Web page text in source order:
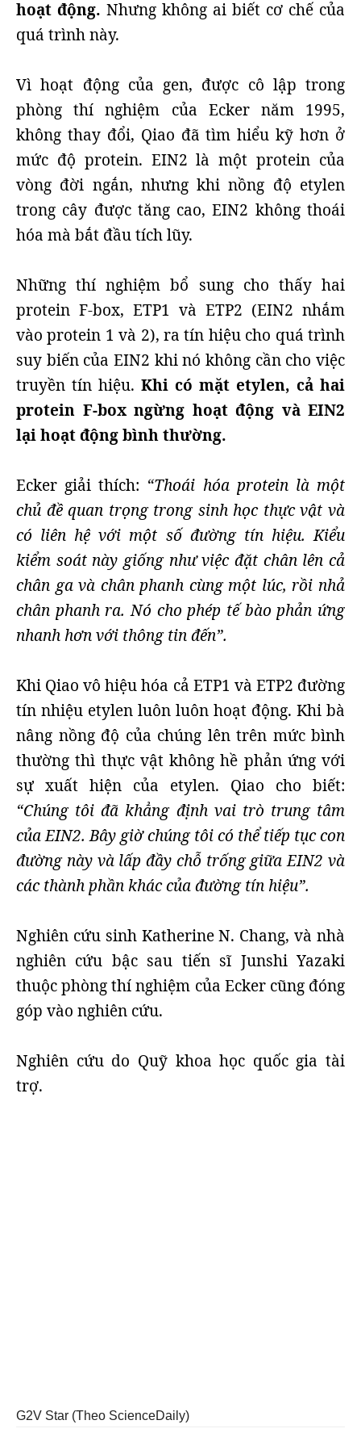
hoạt động. Nhưng không ai biết cơ chế của
quá trình này.
Vì hoạt động của gen, được cô lập trong
phòng thí nghiệm của Ecker năm 1995,
không thay đổi, Qiao đã tìm hiểu kỹ hơn ở
mức độ protein. EIN2 là một protein của
vòng đời ngắn, nhưng khi nồng độ etylen
trong cây được tăng cao, EIN2 không thoái
hóa mà bắt đầu tích lũy.
Những thí nghiệm bổ sung cho thấy hai
protein F-box, ETP1 và ETP2 (EIN2 nhắm
vào protein 1 và 2), ra tín hiệu cho quá trình
suy biến của EIN2 khi nó không cần cho việc
truyền tín hiệu. Khi có mặt etylen, cả hai
protein F-box ngừng hoạt động và EIN2
lại hoạt động bình thường.
Ecker giải thích: “Thoái hóa protein là một
chủ đề quan trọng trong sinh học thực vật và
có liên hệ với một số đường tín hiệu. Kiểu
kiểm soát này giống như việc đặt chân lên cả
chân ga và chân phanh cùng một lúc, rồi nhả
chân phanh ra. Nó cho phép tế bào phản ứng
nhanh hơn với thông tin đến”.
Khi Qiao vô hiệu hóa cả ETP1 và ETP2 đường
tín nhiệu etylen luôn luôn hoạt động. Khi bà
nâng nồng độ của chúng lên trên mức bình
thường thì thực vật không hề phản ứng với
sự xuất hiện của etylen. Qiao cho biết:
“Chúng tôi đã khẳng định vai trò trung tâm
của EIN2. Bây giờ chúng tôi có thể tiếp tục con
đường này và lấp đầy chỗ trống giữa EIN2 và
các thành phần khác của đường tín hiệu”.
Nghiên cứu sinh Katherine N. Chang, và nhà
nghiên cứu bậc sau tiến sĩ Junshi Yazaki
thuộc phòng thí nghiệm của Ecker cũng đóng
góp vào nghiên cứu.
Nghiên cứu do Quỹ khoa học quốc gia tài
trợ.
G2V Star (Theo ScienceDaily)